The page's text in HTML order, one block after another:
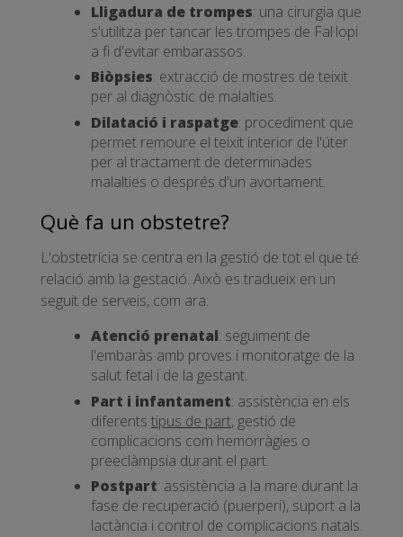
Lligadura de trompes: una cirurgia que
s'utilitza per tancar les trompes de Fal·lopi
a fi d'evitar embarassos.
Biòpsies: extracció de mostres de teixit
per al diagnòstic de malalties.
Dilatació i raspatge: procediment que
permet remoure el teixit interior de l'úter
per al tractament de determinades
malalties o després d'un avortament.
Què fa un obstetre?
L'obstetrícia se centra en la gestió de tot el que té
relació amb la gestació. Això es tradueix en un
seguit de serveis, com ara:
Atenció prenatal: seguiment de
l'embaràs amb proves i monitoratge de la
salut fetal i de la gestant.
Part i infantament: assistència en els
diferents tipus de part, gestió de
complicacions com hemorràgies o
preeclàmpsia durant el part.
Postpart: assistència a la mare durant la
fase de recuperació (puerperi), suport a la
lactància i control de complicacions natals.